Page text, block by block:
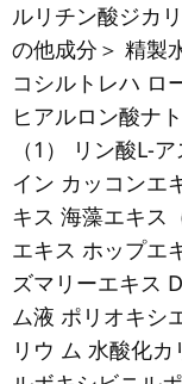
ルリチン酸ジカ
の他成分＞ 精製
コシルトレハ ロ
ヒアルロン酸ナ
（1） リン酸L-
イン カッコンエ
キス 海藻エキス
エキス ホップエ
ズマリーエキス
ム液 ポリオキシ
リウ ム 水酸化